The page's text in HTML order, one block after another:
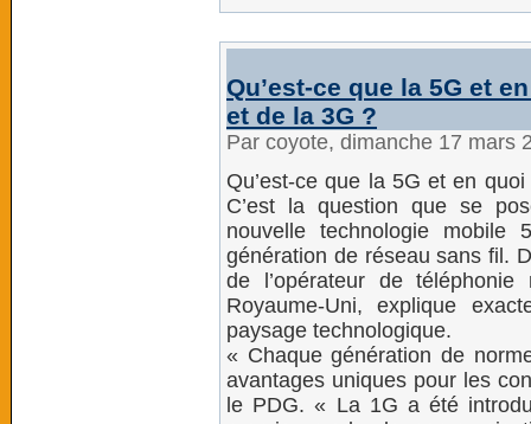
Qu’est-ce que la 5G et
et de la 3G ?
Par coyote, dimanche 17 mars
Qu’est-ce que la 5G et en
C’est la question que se
nouvelle technologie mobile
génération de réseau sans fil.
de l’opérateur de
Royaume-Uni, explique
paysage technologique.
« Chaque génération de
avantages uniques pour les
le PDG. « La 1G a été